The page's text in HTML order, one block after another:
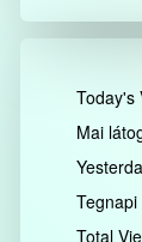
Today's
Mai
Total